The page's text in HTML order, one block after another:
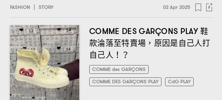
FASHION STORY 02 Apr 2025
COMME DES GARÇONS PLAY鞋
款淪落至特賣場 ， 原因是自己人打
自己人！？
COMME des GARÇONS
COMME DES GARÇONS PLAY
CdG PLAY